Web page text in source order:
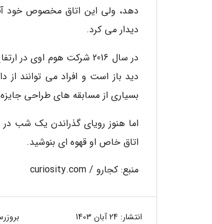
دهد، ولی این اتاق مخصوص خود
دیدار می کرد.
دید باز است و افراد می توانند
بسیاری از مسابقه های طراحی
اما هنوز رویای گذراندن یک شب
اتاق خاص او قهوه ای بنوشید.
منبع: کجارو / curiosity.com
انتشار: 24 آبان 1403